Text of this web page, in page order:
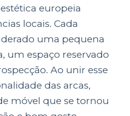
europeia
locais. Cada
uma pequena
um espaço reservado
Ao unir esse
das arcas,
móvel que se tornou